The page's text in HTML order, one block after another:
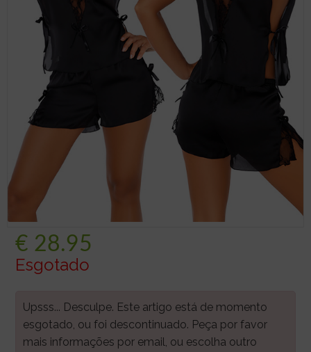
€ 28.95
Esgotado
Upsss... Desculpe. Este artigo está de momento
esgotado, ou foi descontinuado. Peça por favor
mais informações por email, ou escolha outro